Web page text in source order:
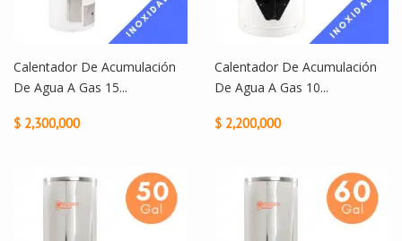
Calentador De Acumulación
De Agua A Gas 15...
$ 2,300,000
Calentador De Acumulación
De Agua A Gas 10...
$ 2,200,000